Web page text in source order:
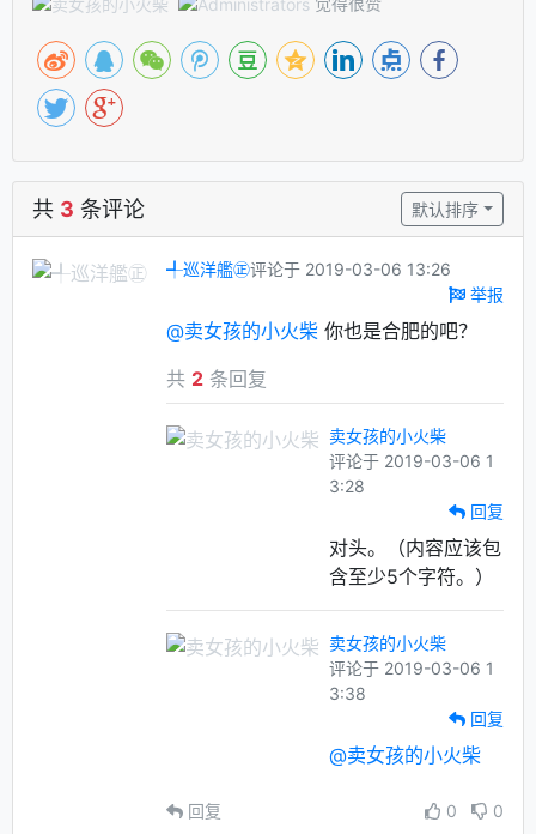
共 3 条评论 默认排序
╃巡洋艦㊣评论于 2019-03-06 13:26
举报
@卖女孩的小火柴 你也是合肥的吧？
共 2 条回复
卖女孩的小火柴
评论于 2019-03-06 1
3:28
回复
对头。（内容应该包
含至少5个字符。）
卖女孩的小火柴
评论于 2019-03-06 1
3:38
回复
@卖女孩的小火柴
回复 0 0